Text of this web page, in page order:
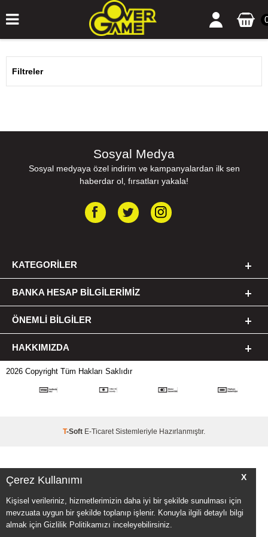
X
Çerez Kullanımı
Kişisel verileriniz, hizmetlerimizin daha iyi bir şekilde sunulması için
mevzuata uygun bir şekilde toplanıp işlenir. Konuyla ilgili detaylı bilgi
almak için Gizlilik Politikamızı inceleyebilirsiniz.
Filtreler
Sosyal Medya
Sosyal medyaya özel indirim ve kampanyalardan ilk sen
haberdar ol, fırsatları yakala!
KATEGORILER
BANKA HESAP BILGILERIMIZ
ÖNEMLI BILGILER
HAKKIMIZDA
2026 Copyright Tüm Hakları Saklıdır
T-Soft E-TicaretSistemleriyle Hazırlanmıştır.